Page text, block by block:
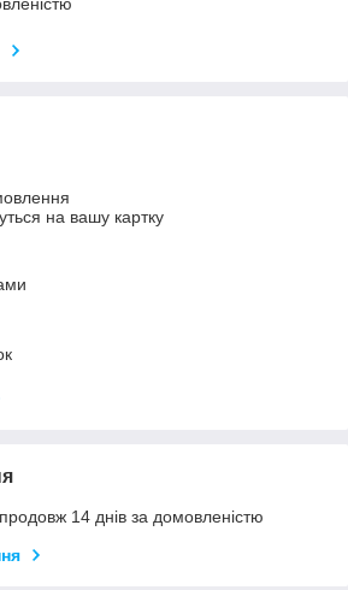
на вашу картку
14 днів за домовленістю